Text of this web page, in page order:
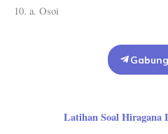
10. a. Osoi
Latihan Soal